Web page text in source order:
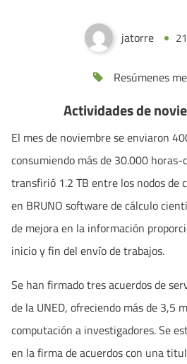
jatorre
Resúmenes
Actividades de
El mes de noviembre se enviaron
consumiendo más de 30.000 horas-
transfirió 1.2 TB entre los nodos de
en BRUNO software de cálculo
de mejora en la información
inicio y fin del envío de trabajos.
Se han firmado tres acuerdos de
de la UNED, ofreciendo más de 3,5
computación a investigadores. Se
en la firma de acuerdos con una